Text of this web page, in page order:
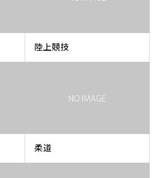
陸上競技
柔道